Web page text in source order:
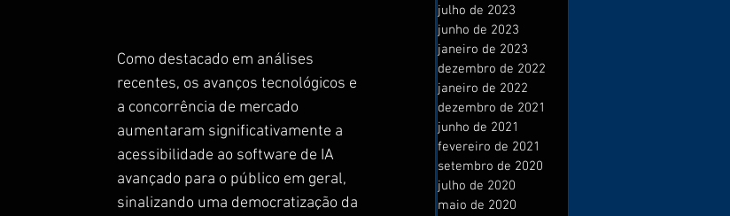
Como destacado em análises
recentes, os avanços tecnológicos e
a concorrência de mercado
aumentaram significativamente a
acessibilidade ao software de IA
avançado para o público em geral,
sinalizando uma democratização da
julho de 2023
junho de 2023
janeiro de 2023
dezembro de 2022
janeiro de 2022
dezembro de 2021
junho de 2021
fevereiro de 2021
setembro de 2020
julho de 2020
maio de 2020